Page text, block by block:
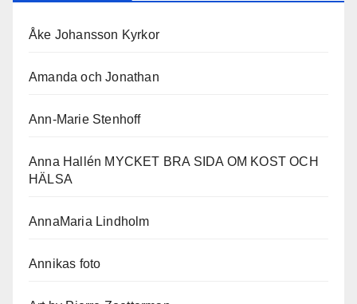
Åke Johansson Kyrkor
Amanda och Jonathan
Ann-Marie Stenhoff
Anna Hallén MYCKET BRA SIDA OM KOST OCH
HÄLSA
AnnaMaria Lindholm
Annikas foto